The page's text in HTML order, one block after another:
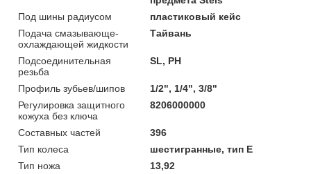
Под шины радиусом
пластиковый кейс
Подача смазывающе-
охлаждающей жидкости
Тайвань
Подсоединительная
резьба
SL, PH
Профиль зубьев/шипов
1/2", 1/4", 3/8"
Регулировка защитного
кожуха без ключа
8206000000
Составных частей
396
Тип колеса
шестигранные, тип E
Тип ножа
13,92